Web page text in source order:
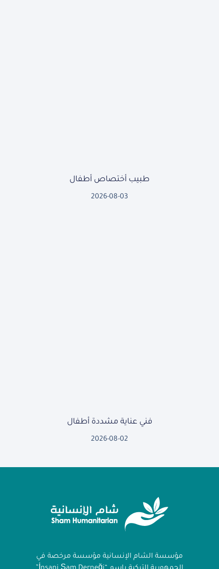
طبيب أختصاص أطفال
2026-08-03
فني عناية مشددة أطفال
2026-08-02
مؤسسة الشام الإنسانية مؤسسة مرخصة في